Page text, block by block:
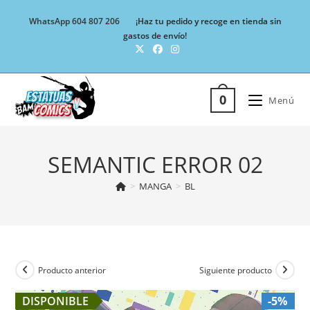
WhatsApp 604 807 206
¡Haz tu pedido y recoge en tienda sin
gastos de envío!
0 Menú
SEMANTIC ERROR 02
> MANGA > BL
Producto anterior Siguiente producto
DISPONIBLE -5%